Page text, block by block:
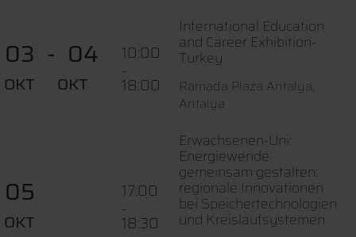
03
OKT
04
OKT
10:00
-
18:00
International Education
and Career Exhibition-
Turkey
Ramada Plaza Antalya,
Antalya
05
OKT
17:00
-
18:30
Erwachsenen-Uni:
Energiewende
gemeinsam gestalten:
regionale Innovationen
bei Speichertechnologien
und Kreislaufsystemen